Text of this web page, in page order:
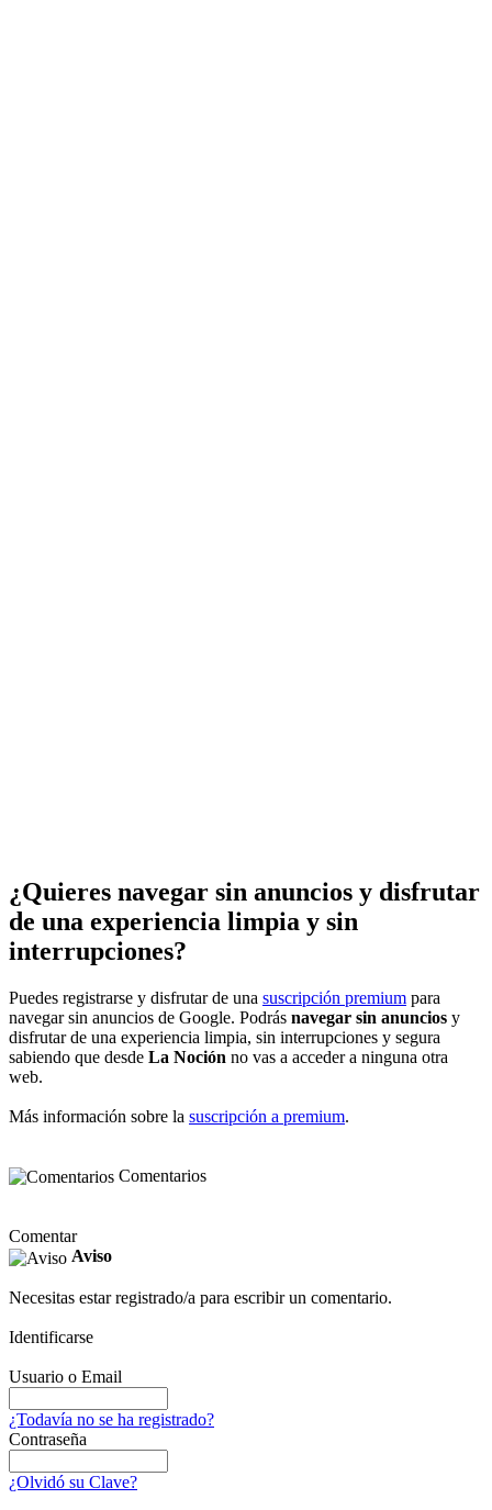
¿Quieres navegar sin anuncios y disfrutar
de una experiencia limpia y sin
interrupciones?
Puedes registrarse y disfrutar de una suscripción premium para
navegar sin anuncios de Google. Podrás navegar sin anuncios y
disfrutar de una experiencia limpia, sin interrupciones y segura
sabiendo que desde La Noción no vas a acceder a ninguna otra
web.
Más información sobre la suscripción a premium.
Comentarios
Comentar
Aviso
Necesitas estar registrado/a para escribir un comentario.
Identificarse
Usuario o Email
¿Todavía no se ha registrado?
Contraseña
¿Olvidó su Clave?